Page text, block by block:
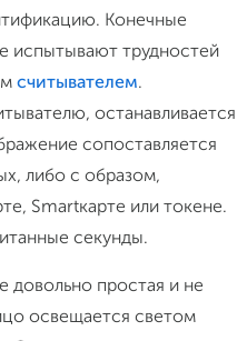
Конечные
испытывают трудностей
считывателем.
останавливается
сопоставляется
либо с образом,
Smartкарте или токене.
секунды.
довольно простая и не
освещается светом